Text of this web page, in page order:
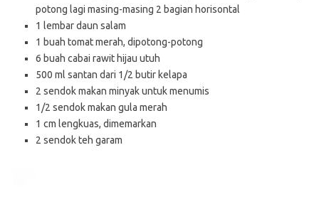
potong lagi masing-masing 2 bagian horisontal
1 lembar daun salam
1 buah tomat merah, dipotong-potong
6 buah cabai rawit hijau utuh
500 ml santan dari 1/2 butir kelapa
2 sendok makan minyak untuk menumis
1/2 sendok makan gula merah
1 cm lengkuas, dimemarkan
2 sendok teh garam